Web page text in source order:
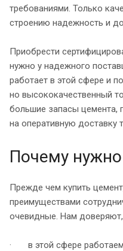
требованиями. Только
строению надежность и
Приобрести
нужно у надежного
работает в этой сфере и
но высококачественный
большие запасы цемента,
на оперативную доставку
Почему нужно
Прежде чем купить
преимуществами
очевидные. Нам
· в этой сфере работаем